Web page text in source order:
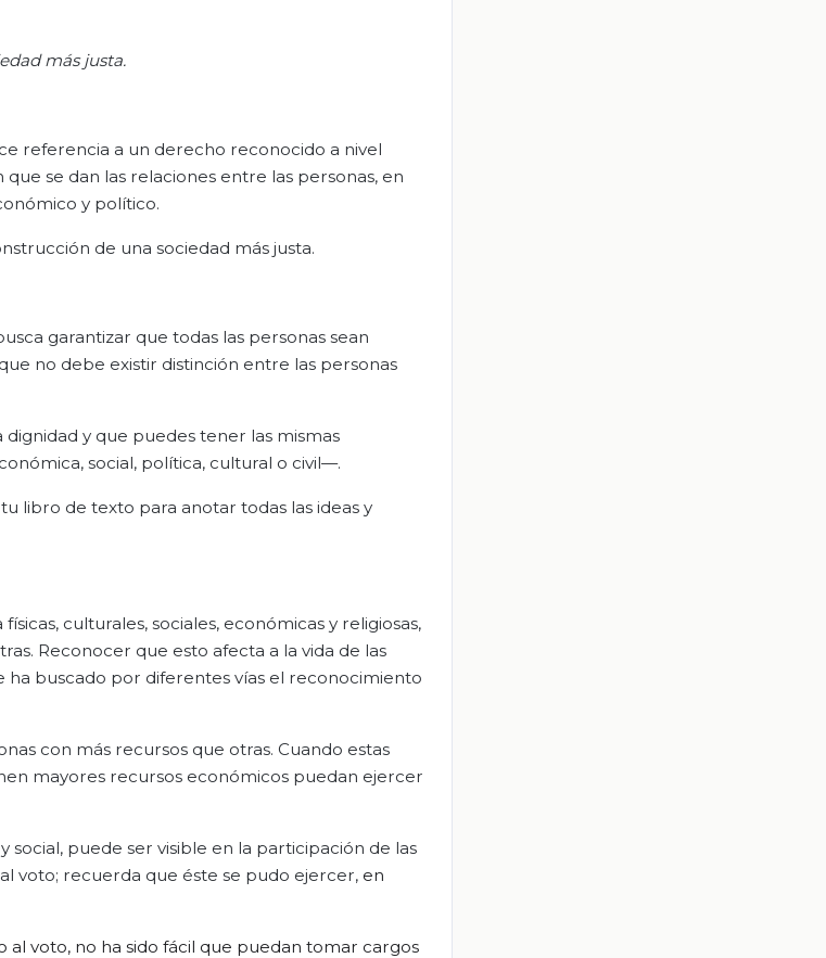
más justa.
referencia a un derecho reconocido a nivel
se dan las relaciones entre las personas, en
y político.
de una sociedad más justa.
garantizar que todas las personas sean
no debe existir distinción entre las personas
y que puedes tener las mismas
social, política, cultural o civil—.
libro de texto para anotar todas las ideas y
culturales, sociales, económicas y religiosas,
Reconocer que esto afecta a la vida de las
ha buscado por diferentes vías el reconocimiento
con más recursos que otras. Cuando estas
mayores recursos económicos puedan ejercer
puede ser visible en la participación de las
voto; recuerda que éste se pudo ejercer, en
voto, no ha sido fácil que puedan tomar cargos